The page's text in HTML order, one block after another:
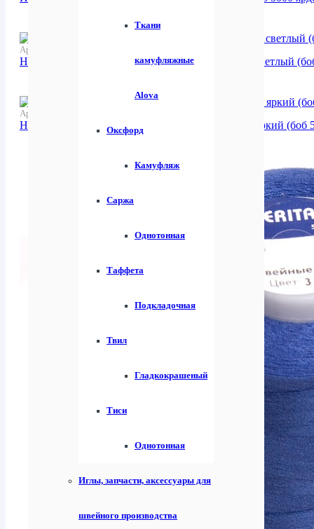
Ткани
камуфляжные
Alova
Оксфорд
Камуфляж
Саржа
Однотонная
Таффета
Подкладочная
Твил
Гладкокрашеный
Тиси
Однотонная
Иглы, запчасти, аксессуары для
швейного производства
Артикул:
Нитки швейные 100% PE 50/2 цвет S-337 серый светлый
Артикул:
Нитки швейные 100% PE 40/2 цвет S-918 синий яркий (боб